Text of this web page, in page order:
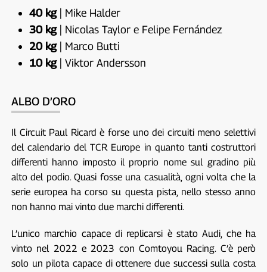
40 kg| Mike Halder
30 kg| Nicolas Taylor e Felipe Fernández
20 kg| Marco Butti
10 kg| Viktor Andersson
ALBO D’ORO
Il Circuit Paul Ricard è forse uno dei circuiti meno selettivi
del calendario del TCR Europe in quanto tanti costruttori
differenti hanno imposto il proprio nome sul gradino più
alto del podio. Quasi fosse una casualità, ogni volta che la
serie europea ha corso su questa pista, nello stesso anno
non hanno mai vinto due marchi differenti.
L’unico marchio capace di replicarsi è stato Audi, che ha
vinto nel 2022 e 2023 con Comtoyou Racing. C’è però
solo un pilota capace di ottenere due successi sulla costa